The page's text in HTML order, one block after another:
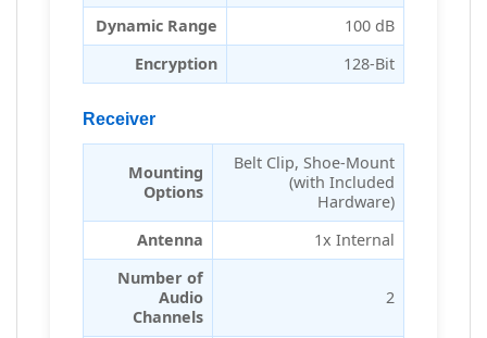
Dynamic Range
100 dB
Encryption
128-Bit
Receiver
Mounting
Options
Belt Clip, Shoe-Mount
(with Included
Hardware)
Antenna
1x Internal
Number of
Audio
Channels
2